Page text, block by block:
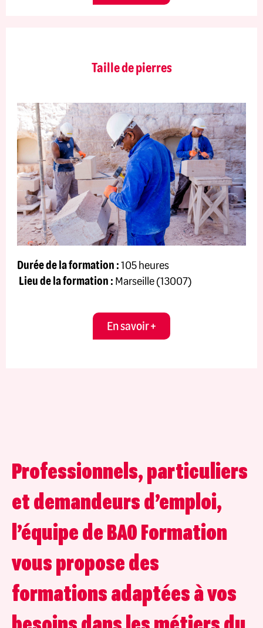
Taille de pierres
Durée de la formation :105 heures
Lieu de la formation :Marseille (13007)
En savoir +
Professionnels, particuliers
et demandeurs d’emploi,
l’équipe de BAO Formation
vous propose des
formations adaptées à vos